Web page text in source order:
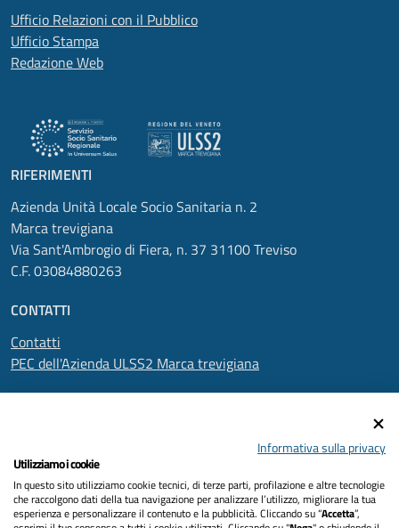
Ufficio Relazioni con il Pubblico
Ufficio Stampa
Redazione Web
RIFERIMENTI
Azienda Unità Locale Socio Sanitaria n. 2
Marca trevigiana
Via Sant'Ambrogio di Fiera, n. 37 31100 Treviso
C.F. 03084880263
CONTATTI
Contatti
PEC dell'Azienda ULSS2 Marca trevigiana
Informativa privacy
Informativa sulla privacy
Utilizziamo i cookie
In questo sito utilizziamo cookie tecnici, di terze parti, profilazione e altre tecnologie
che raccolgono dati della tua navigazione per analizzare l’utilizzo, migliorare la tua
esperienza e personalizzare il contenuto e la pubblicità. Cliccando su “Accetta”,